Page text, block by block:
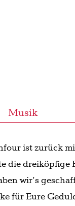
Musik
ist zurück
die dreiköpfige
wir’s
für Eure